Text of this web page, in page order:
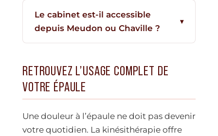
Le cabinet est-il accessible
depuis Meudon ou Chaville ?
RETROUVEZ L’USAGE COMPLET DE
VOTRE ÉPAULE
Une douleur à l’épaule ne doit pas devenir
votre quotidien. La kinésithérapie offre